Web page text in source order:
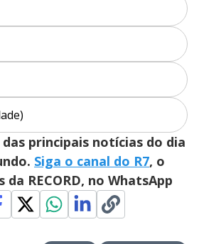
principais notícias do dia
Siga o canal do R7, o
RECORD, no WhatsApp